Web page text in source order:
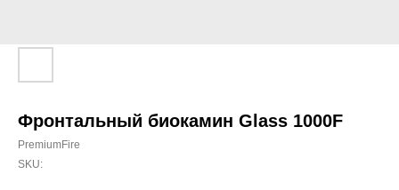
Фронтальный биокамин Glass 1000F
PremiumFire
SKU: